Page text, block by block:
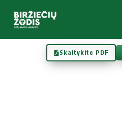
Skaitykite PDF